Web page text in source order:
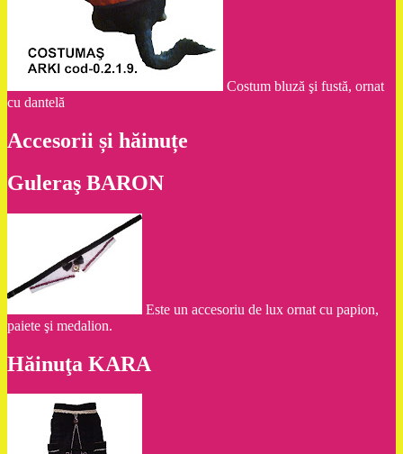
Costum bluză şi fustă, ornat
cu dantelă
Accesorii și hăinuțe
Guleraş BARON
Este un accesoriu de lux ornat cu papion,
paiete şi medalion.
Hăinuţa KARA